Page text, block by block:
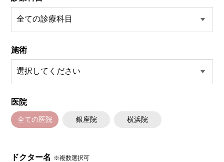
施術
医院
全ての医院 銀座院 横浜院
ドクター名 ※複数選択可